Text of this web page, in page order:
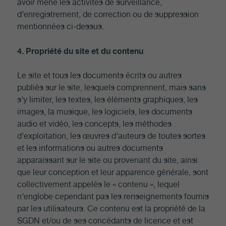
avoir mené les activités de surveillance,
d’enregistrement, de correction ou de suppression
mentionnées ci-dessus.
4. Propriété du site et du contenu
Le site et tous les documents écrits ou autres
publiés sur le site, lesquels comprennent, mais sans
s’y limiter, les textes, les éléments graphiques, les
images, la musique, les logiciels, les documents
audio et vidéo, les concepts, les méthodes
d’exploitation, les œuvres d’auteurs de toutes sortes
et les informations ou autres documents
apparaissant sur le site ou provenant du site, ainsi
que leur conception et leur apparence générale, sont
collectivement appelés le « contenu », lequel
n’englobe cependant pas les renseignements fournis
par les utilisateurs. Ce contenu est la propriété de la
SGDN et/ou de ses concédants de licence et est